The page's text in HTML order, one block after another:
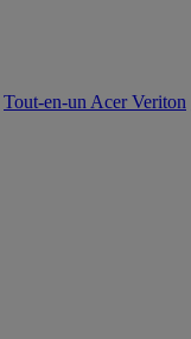
Tout-en-un Acer Veriton